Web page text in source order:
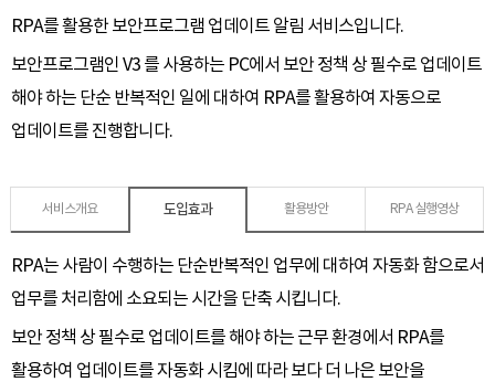
RPA를 활용한 보안프로그램 업데이트 알림 서비스입니다.
보안프로그램인 V3 를 사용하는 PC에서 보안 정책 상 필수로 업데이트
해야 하는 단순 반복적인 일에 대하여 RPA를 활용하여 자동으로
업데이트를 진행합니다.
서비스개요 도입효과 활용방안 RPA 실행영상
RPA는 사람이 수행하는 단순반복적인 업무에 대하여 자동화 함으로서
업무를 처리함에 소요되는 시간을 단축 시킵니다.
보안 정책 상 필수로 업데이트를 해야 하는 근무 환경에서 RPA를
활용하여 업데이트를 자동화 시킴에 따라 보다 더 나은 보안을